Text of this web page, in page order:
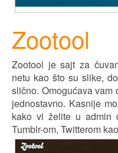
Zootool
Zootool je sajt za
netu kao što su slike,
slično. Omogućava
jednostavno. Kasnije
kako vi želite u admin
Tumblr-om, Twitterom